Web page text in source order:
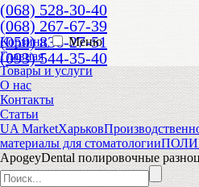
(068) 528-30-40
(068) 267-67-39
(050) 836-27-51
(093) 544-35-40
Корзина
Меню
Главная
Товары и услуги
О нас
Контакты
Статьи
UA MarketХарьков
материалы для стоматологии
ApogeyDental полировочные